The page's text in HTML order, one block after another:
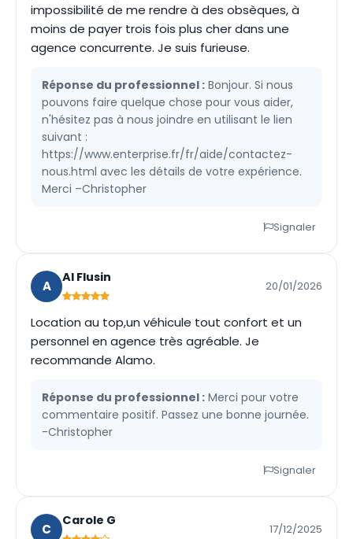
impossibilité de me rendre à des obsèques, à
moins de payer trois fois plus cher dans une
agence concurrente. Je suis furieuse.
Réponse du professionnel : Bonjour. Si nous
pouvons faire quelque chose pour vous aider,
n'hésitez pas à nous joindre en utilisant le lien
suivant :
https://www.enterprise.fr/fr/aide/contactez-
nous.html avec les détails de votre expérience.
Merci –Christopher
Signaler
A
Al Flusin
20/01/2026
Location au top,un véhicule tout confort et un
personnel en agence très agréable. Je
recommande Alamo.
Réponse du professionnel : Merci pour votre
commentaire positif. Passez une bonne journée.
-Christopher
Signaler
C
Carole G
17/12/2025